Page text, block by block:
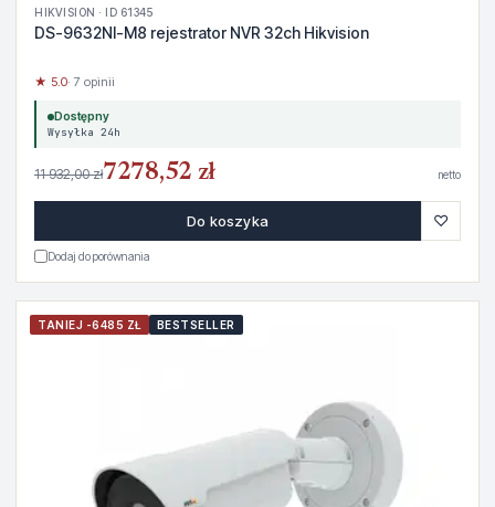
HIKVISION · ID 61345
DS-9632NI-M8 rejestrator NVR 32ch Hikvision
★ 5.0· 7 opinii
Dostępny
Wysyłka 24h
11 932,00 zł7278,52 zł netto
Do koszyka ♡
Dodaj do porównania
TANIEJ -6485 ZŁ BESTSELLER